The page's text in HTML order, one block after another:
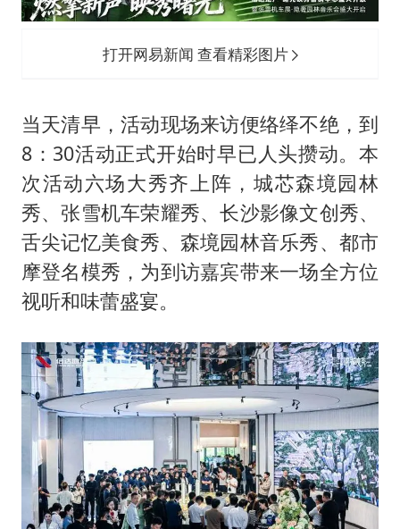
打开网易新闻 查看精彩图片
当天清早，活动现场来访便络绎不绝，到
8：30活动正式开始时早已人头攒动。本
次活动六场大秀齐上阵，城芯森境园林
秀、张雪机车荣耀秀、长沙影像文创秀、
舌尖记忆美食秀、森境园林音乐秀、都市
摩登名模秀，为到访嘉宾带来一场全方位
视听和味蕾盛宴。